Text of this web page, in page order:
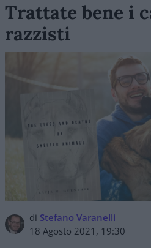
Trattate bene i
razzisti
di Stefano Varanelli
18 Agosto 2021, 19:30